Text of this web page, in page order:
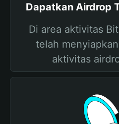
Dapatkan Airdrop
Di area aktivitas
telah
aktivitas